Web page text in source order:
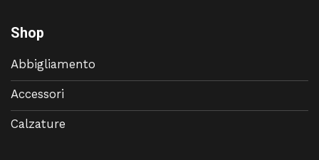
Shop
Abbigliamento
Accessori
Calzature